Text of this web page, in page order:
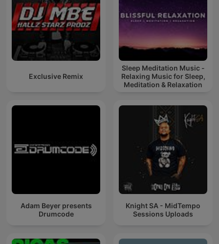
Exclusive Remix
Sleep Meditation Music -
Relaxing Music for Sleep,
Meditation & Relaxation
Adam Beyer presents
Drumcode
Knight SA - MidTempo
Sessions Uploads